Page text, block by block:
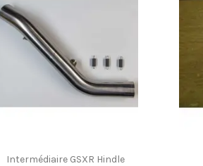
Intermédiaire GSXR Hindle